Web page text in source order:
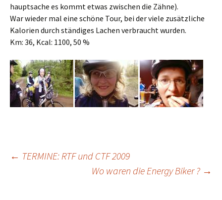
hauptsache es kommt etwas zwischen die Zähne).
War wieder mal eine schöne Tour, bei der viele zusätzliche
Kalorien durch ständiges Lachen verbraucht wurden.
Km: 36, Kcal: 1100, 50 %
Beitragsnavigation
← TERMINE: RTF und CTF 2009
Wo waren die Energy Biker ? →